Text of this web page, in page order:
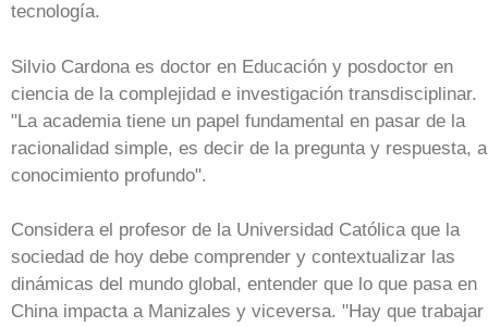
tecnología.
Silvio Cardona es doctor en Educación y posdoctor en
ciencia de la complejidad e investigación transdisciplinar.
"La academia tiene un papel fundamental en pasar de la
racionalidad simple, es decir de la pregunta y respuesta,
conocimiento profundo".
Considera el profesor de la Universidad Católica que la
sociedad de hoy debe comprender y contextualizar las
dinámicas del mundo global, entender que lo que pasa en
China impacta a Manizales y viceversa. "Hay que trabajar